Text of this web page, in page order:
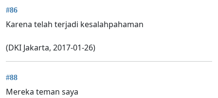
#86
Karena telah terjadi kesalahpahaman
(DKI Jakarta, 2017-01-26)
#88
Mereka teman saya